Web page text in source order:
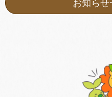
お知らせ